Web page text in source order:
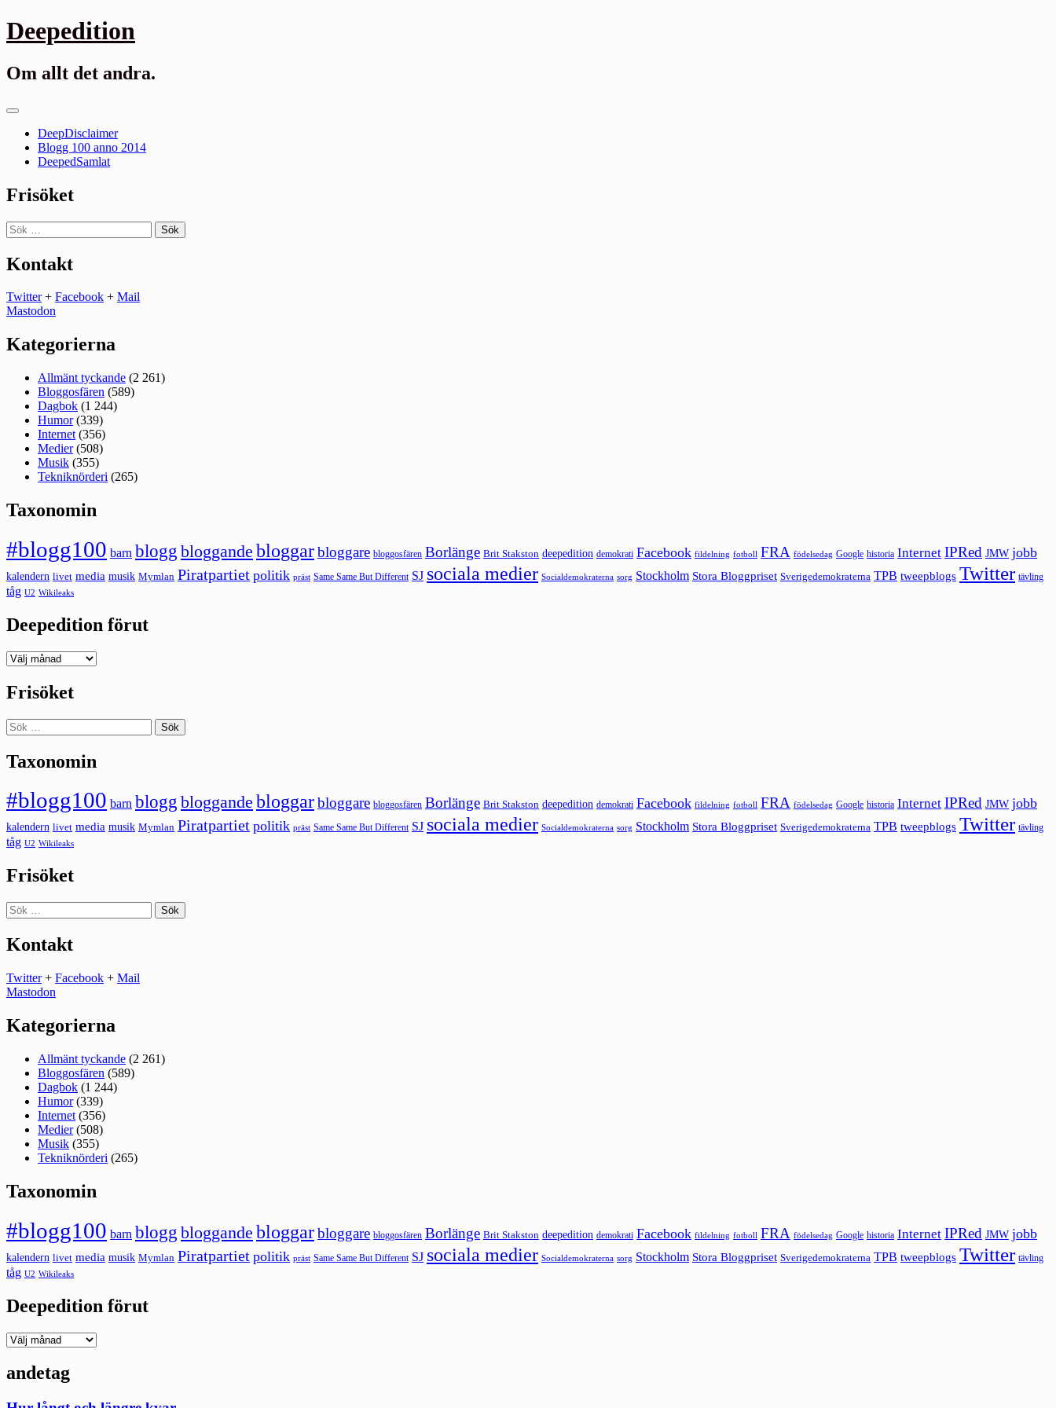
Gå
till
Deepedition
Om allt det andra.
Primär
DeepDisclaimer
Blogg 100 anno 2014
DeepedSamlat
Frisöket
Sök
efter:
Kontakt
Twitter+ Facebook + Mail
Mastodon
Kategorierna
Allmänt tyckande (2 261)
Bloggosfären (589)
Dagbok (1 244)
Humor(339)
Internet (356)
Medier(508)
Musik (355)
Tekniknörderi (265)
Taxonomin
#blogg100 barn blogg bloggande bloggarbloggare bloggosfären Borlänge Brit Stakston deepedition demokrati Facebook fildelning fotboll FRA födelsedag Google historia Internet IPRed JMW jobb
kalendern livet media musik Mymlan Piratpartiet politik präst Same Same But Different SJ sociala medier Socialdemokraterna sorg Stockholm Stora Bloggpriset Sverigedemokraterna TPB tweepblogs Twitter tävling
tåg U2 Wikileaks
Deepedition förut
Deepedition
Frisöket
Sök
efter:
Taxonomin
#blogg100 barn blogg bloggande bloggarbloggare bloggosfären Borlänge Brit Stakston deepedition demokrati Facebook fildelning fotboll FRA födelsedag Google historia Internet IPRed JMW jobb
kalendern livet media musik Mymlan Piratpartiet politik präst Same Same But Different SJ sociala medier Socialdemokraterna sorg Stockholm Stora Bloggpriset Sverigedemokraterna TPB tweepblogs Twitter tävling
tåg U2 Wikileaks
Frisöket
Sök
efter:
Kontakt
Twitter+ Facebook + Mail
Mastodon
Kategorierna
Allmänt tyckande (2 261)
Bloggosfären (589)
Dagbok (1 244)
Humor(339)
Internet (356)
Medier(508)
Musik (355)
Tekniknörderi (265)
Taxonomin
#blogg100 barn blogg bloggande bloggarbloggare bloggosfären Borlänge Brit Stakston deepedition demokrati Facebook fildelning fotboll FRA födelsedag Google historia Internet IPRed JMW jobb
kalendern livet media musik Mymlan Piratpartiet politik präst Same Same But Different SJ sociala medier Socialdemokraterna sorg Stockholm Stora Bloggpriset Sverigedemokraterna TPB tweepblogs Twitter tävling
tåg U2 Wikileaks
Deepedition förut
Deepedition
andetag